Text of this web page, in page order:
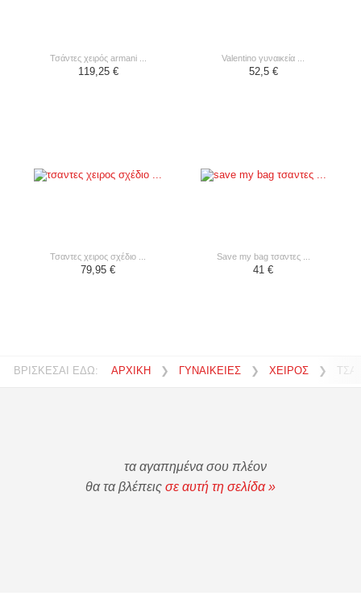
τσάντες χειρός armani ...
119,25 €
valentino γυναικεία ...
52,5 €
τσαντες χειρος σχέδιο ...
79,95 €
save my bag τσαντες ...
41 €
ΒΡΙΣΚΕΣΑΙ ΕΔΩ: ΑΡΧΙΚΗ ❯ ΓΥΝΑΙΚΕΙΕΣ ❯ ΧΕΙΡΟΣ ❯
τα αγαπημένα σου πλέον
θα τα βλέπεις σε αυτή τη σελίδα »